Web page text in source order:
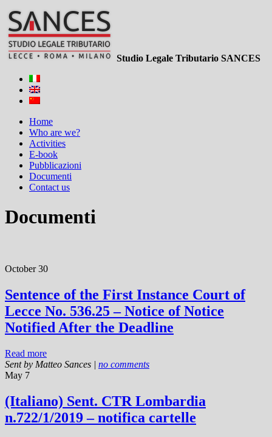
Studio Legale Tributario SANCES
Home
Who are we?
Activities
E-book
Pubblicazioni
Documenti
Contact us
Documenti
October 30
Sentence of the First Instance Court of
Lecce No. 536.25 – Notice of Notice
Notified After the Deadline
Read more
Sent by Matteo Sances | no comments
May 7
(Italiano) Sent. CTR Lombardia
n.722/1/2019 – notifica cartelle